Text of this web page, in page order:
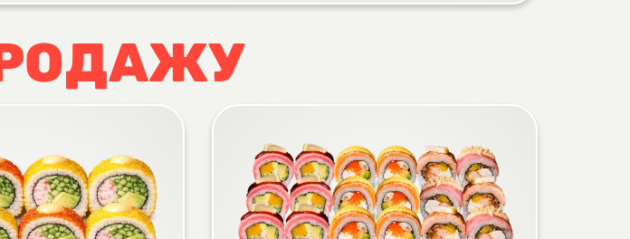
та з тим самим балансом смаку, який хочеться повторити вже